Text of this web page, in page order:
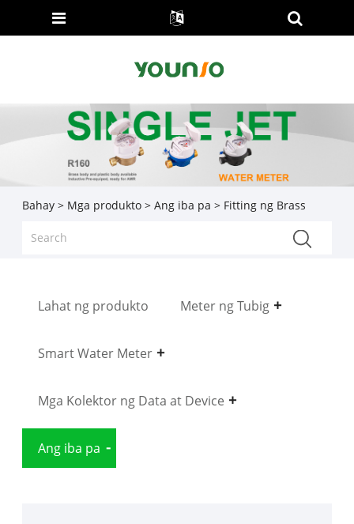
Bahay > Mga produkto> Ang iba pa > Fitting ng Brass
Lahat ng produkto Meter ng Tubig
Smart Water Meter
Mga Kolektor ng Data at Device
Ang iba pa